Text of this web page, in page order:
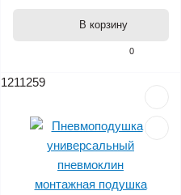
0
В корзину
1211259